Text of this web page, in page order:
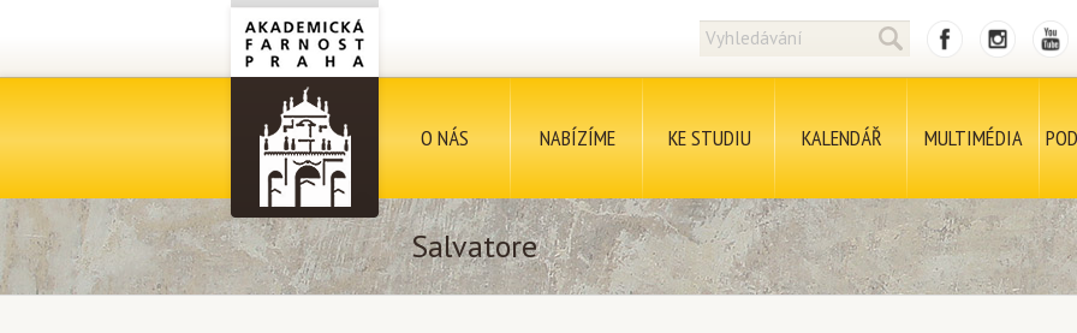
O NÁS NABÍZÍME KE STUDIU KALENDÁŘ MULTIMÉDIA
Salvatore